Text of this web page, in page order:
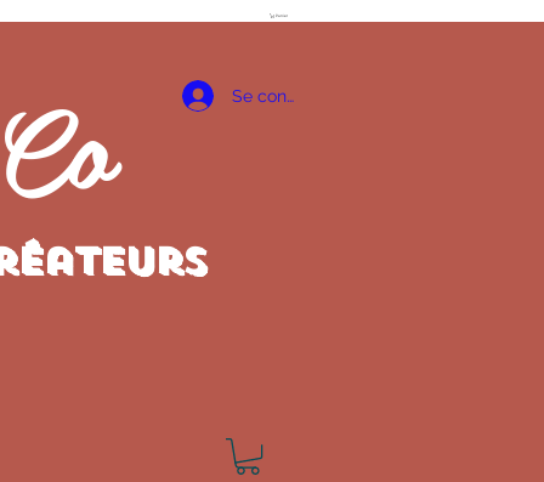
Panier
Se connecter